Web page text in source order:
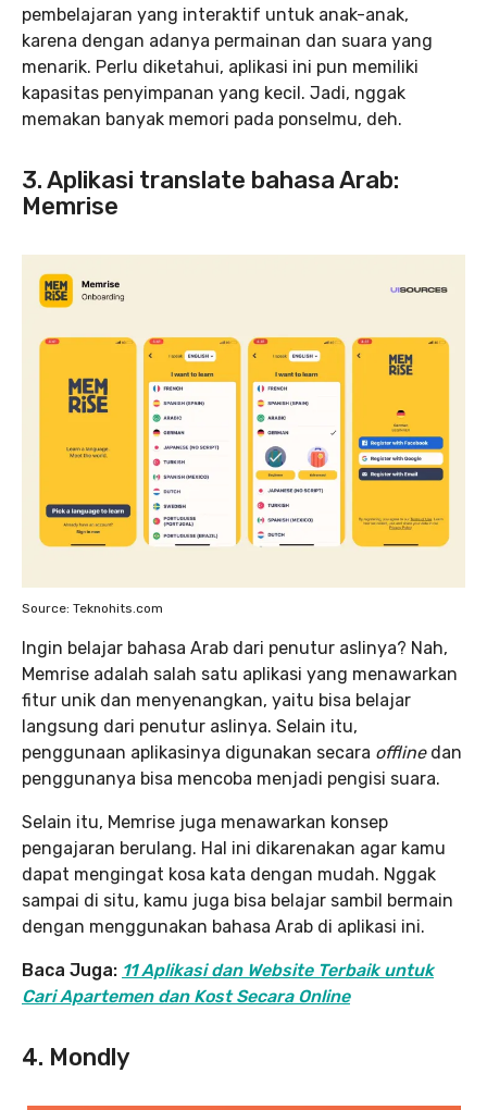
pembelajaran yang interaktif untuk anak-anak,
karena dengan adanya permainan dan suara yang
menarik. Perlu diketahui, aplikasi ini pun memiliki
kapasitas penyimpanan yang kecil. Jadi, nggak
memakan banyak memori pada ponselmu, deh.
3. Aplikasi translate bahasa Arab:
Memrise
Source: Teknohits.com
Ingin belajar bahasa Arab dari penutur aslinya? Nah,
Memrise adalah salah satu aplikasi yang menawarkan
fitur unik dan menyenangkan, yaitu bisa belajar
langsung dari penutur aslinya. Selain itu,
penggunaan aplikasinya digunakan secara offlinedan
penggunanya bisa mencoba menjadi pengisi suara.
Selain itu, Memrise juga menawarkan konsep
pengajaran berulang. Hal ini dikarenakan agar kamu
dapat mengingat kosa kata dengan mudah. Nggak
sampai di situ, kamu juga bisa belajar sambil bermain
dengan menggunakan bahasa Arab di aplikasi ini.
Baca Juga: 11 Aplikasi dan Website Terbaik untuk
Cari Apartemen dan Kost Secara Online
4. Mondly